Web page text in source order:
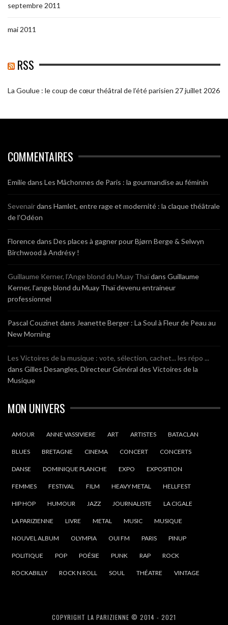
septembre 2011
mai 2011
RSS
La Goulue : le coup de cœur théâtral de l’été parisien 27 juillet 2026
COMMENTAIRES
Emiliedans Les Mâchonnes de Paris : la gourmandise au féminin
Sevenairdans Hamlet, entre rage et modernité : la claque théâtrale
de l’Odéon
Florencedans Des places à gagner pour Bjørn Berge & Selwyn
Birchwood à Andrésy !
Guillaume Kerner, l’Ange blond du Muay Thaïdans Guillaume
Kerner, l’ange blond du Muay Thaï devenu entraineur
professionnel
Pascal Couzinet dans Jeanette Berger : La Soul à Fleur de Peau au
New Morning
Les Victoires de la musique : vote, sélection, cachet... les répo ...
dans Gilles Desangles, Directeur Général des Victoires de la
Musique
MON UNIVERS
AMOUR ANNE VASSIVIERE ART ARTISTES BATACLAN
BLUES BRETAGNE CINEMA CONCERT CONCERTS
DANSE DOMINIQUE PLANCHE EXPO EXPOSITION
FEMMES FESTIVAL FILM HEAVY METAL HELLFEST
HIP HOP HUMOUR JAZZ JOURNALISTE LA CIGALE
LA PARIZIENNE LIVRE METAL MUSIC MUSIQUE
NOUVEL ALBUM OLYMPIA OUI FM PARIS PINUP
POLITIQUE POP POÉSIE PUNK RAP ROCK
ROCKABILLY ROCK N ROLL SOUL THÉATRE VINTAGE
COPYRIGHT LA PARIZIENNE © 2014 - 2021